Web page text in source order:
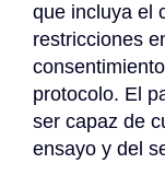
que incluya el
restricciones
protocolo. El
ser capaz de
ensayo y del